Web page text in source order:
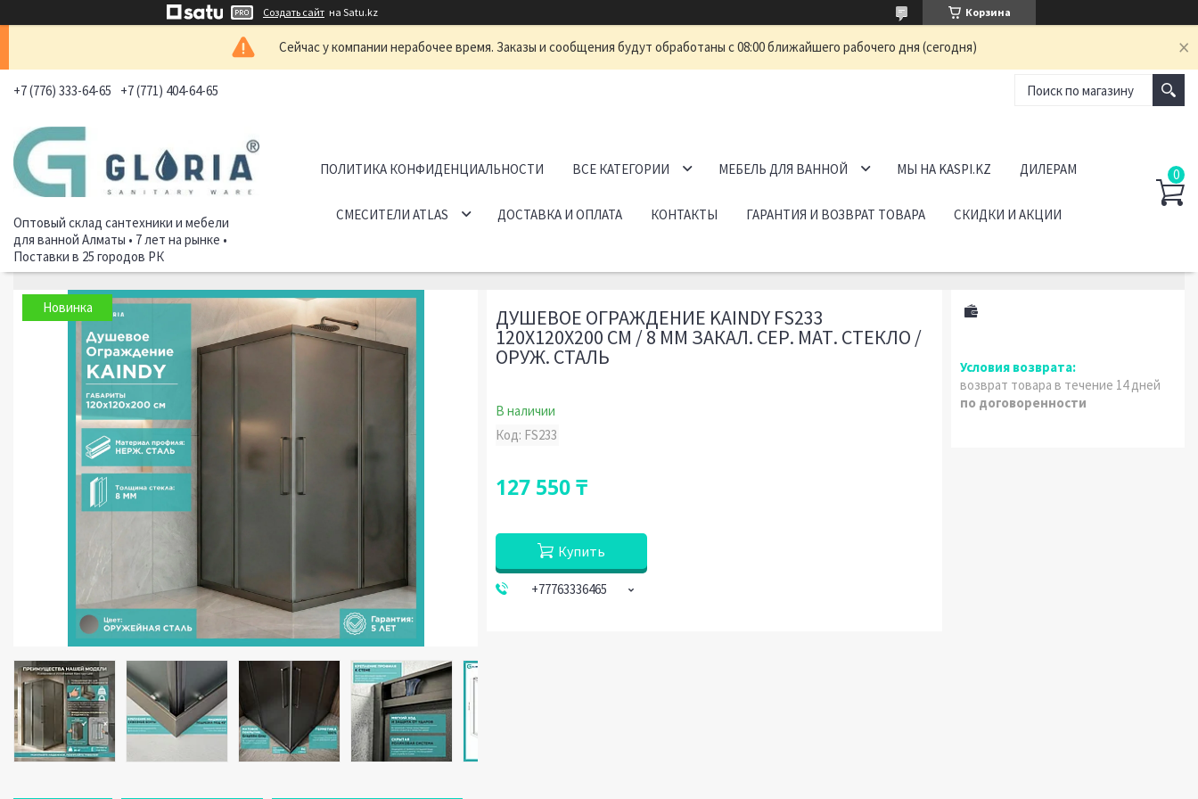
Создать сайт на Satu.kz Корзина
Сейчас у компании нерабочее время. Заказы и сообщения будут обработаны с 08:00 ближайшего рабочего дня (сегодня)
+7 (776) 333-64-65 +7 (771) 404-64-65
Оптовый склад сантехники и мебели
для ванной Алматы • 7 лет на рынке •
Поставки в 25 городов РК
ПОЛИТИКА КОНФИДЕНЦИАЛЬНОСТИ ВСЕ КАТЕГОРИИ МЕБЕЛЬ ДЛЯ ВАННОЙ МЫ НА KASPI.KZ ДИЛЕРАМ
СМЕСИТЕЛИ ATLAS ДОСТАВКА И ОПЛАТА КОНТАКТЫ ГАРАНТИЯ И ВОЗВРАТ ТОВАРА СКИДКИ И АКЦИИ
Новинка ДУШЕВОЕ ОГРАЖДЕНИЕ KAINDY FS233
120Х120Х200 СМ / 8 ММ ЗАКАЛ. СЕР. МАТ. СТЕКЛО /
ОРУЖ. СТАЛЬ
В наличии
Код: FS233
127 550 ₸
Купить
+77763336465
возврат товара в течение 14 дней
по договоренности